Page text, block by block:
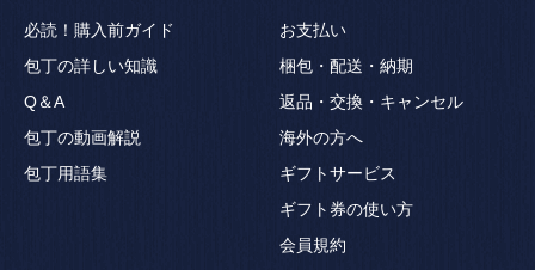
必読！購入前ガイド
包丁の詳しい知識
Q＆A
包丁の動画解説
包丁用語集
お支払い
梱包・配送・納期
返品・交換・キャンセル
海外の方へ
ギフトサービス
ギフト券の使い方
会員規約